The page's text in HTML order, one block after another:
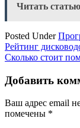
Читать статью
Posted Under
Навигация
по
записям
Рейтинг
Сколько стоит
Добавить
Ваш адрес email
помечены *